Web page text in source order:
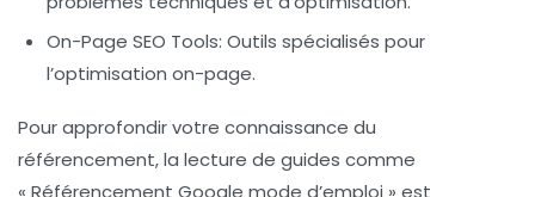
On-Page SEO Tools: Outils spécialisés pour
l’optimisation on-page.
Pour approfondir votre connaissance du
référencement, la lecture de guides comme
« Référencement Google mode d’emploi » est